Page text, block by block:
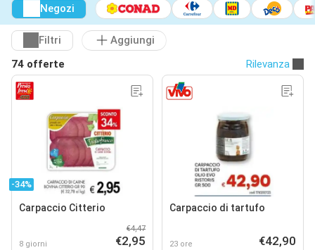
Negozi
Filtri
Aggiungi
74 offerte
Rilevanza
-34%
Carpaccio Citterio
8 giorni
€4,47
€2,95
Carpaccio di tartufo
23 ore €42,90